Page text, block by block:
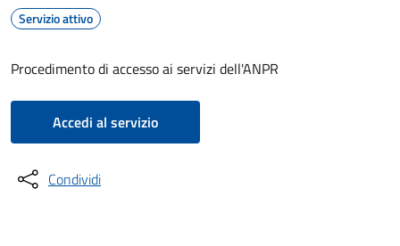
Servizio attivo
Procedimento di accesso ai servizi dell'ANPR
Accedi al servizio
Condividi